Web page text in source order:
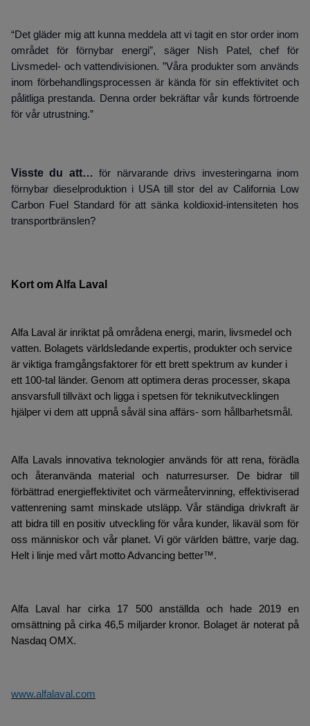
“Det gläder mig att kunna meddela att vi tagit en stor order inom
området för förnybar energi”, säger Nish Patel, chef för
Livsmedel- och vattendivisionen. ”Våra produkter som används
inom förbehandlingsprocessen är kända för sin effektivitet och
pålitliga prestanda. Denna order bekräftar vår kunds förtroende
för vår utrustning.”
Visste du att…
för närvarande drivs investeringarna inom
förnybar dieselproduktion i USA till stor del av California Low
Carbon Fuel Standard för att sänka koldioxid-intensiteten hos
transportbränslen?
Kort om Alfa Laval
Alfa Laval är inriktat på områdena energi, marin, livsmedel och
vatten. Bolagets världsledande expertis, produkter och service
är viktiga framgångsfaktorer för ett brett spektrum av kunder i
ett 100-tal länder. Genom att optimera deras processer, skapa
ansvarsfull tillväxt och ligga i spetsen för teknikutvecklingen
hjälper vi dem att uppnå såväl sina affärs- som hållbarhetsmål.
Alfa Lavals innovativa teknologier används för att rena, förädla
och återanvända material och naturresurser. De bidrar till
förbättrad energieffektivitet och värmeåtervinning, effektiviserad
vattenrening samt minskade utsläpp. Vår ständiga drivkraft är
att bidra till en positiv utveckling för våra kunder, likaväl som för
oss människor och vår planet. Vi gör världen bättre, varje dag.
Helt i linje med vårt motto Advancing better™.
Alfa Laval har cirka 17 500 anställda och hade 2019 en
omsättning på cirka 46,5 miljarder kronor. Bolaget är noterat på
Nasdaq OMX.
www.alfalaval.com